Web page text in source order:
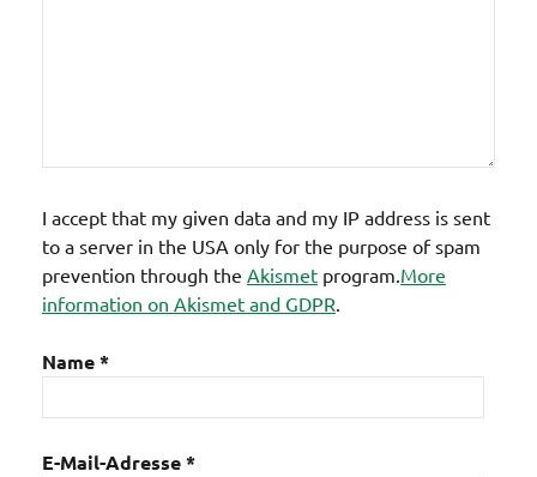
I accept that my given data and my IP address is sent
to a server in the USA only for the purpose of spam
prevention through the Akismet program. More
information on Akismet and GDPR
Name*
E-Mail-Adresse*